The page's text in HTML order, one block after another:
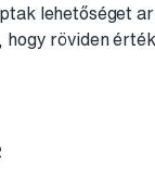
lehetőséget
röviden